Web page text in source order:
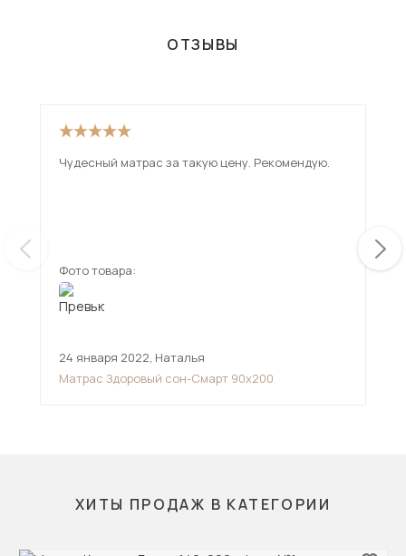
ОТЗЫВЫ
Чудесный матрас за такую цену. Рекомендую.
Фото товара:
24 января 2022, Наталья
Матрас Здоровый сон-Смарт 90х200
ХИТЫ ПРОДАЖ В КАТЕГОРИИ